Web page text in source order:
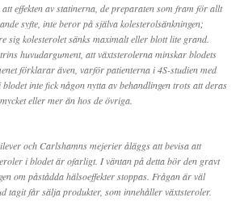
effekten av statinerna, de preparaten som fram för allt
syfte, inte beror på själva kolesterolsänkningen;
sig kolesterolet sänks maximalt eller blott lite grand.
huvudargument, att växtsterolerna minskar blodets
förklarar även, varför patienterna i 4S-studien med
inte fick någon nytta av behandlingen trots att deras
eller mer än hos de övriga.
och Carlshamns mejerier åläggs att bevisa att
i blodet är ofarligt. I väntan på detta bör den gravt
om påstådda hälsoeffekter stoppas. Frågan är väl
tagit får sälja produkter, som innehåller växtsteroler.